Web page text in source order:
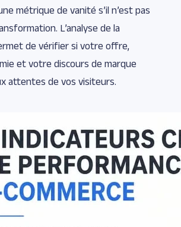
métrique de vanité s’il n’est pas
L’analyse de la
de vérifier si votre offre,
et votre discours de marque
attentes de vos visiteurs.